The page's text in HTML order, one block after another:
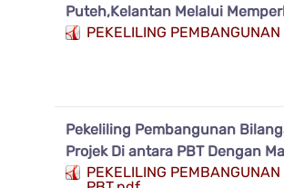
Puteh,Kelantan Melalui
PEKELILING
Pekeliling Pembangunan
Projek Di antara PBT Dengan
PEKELILING